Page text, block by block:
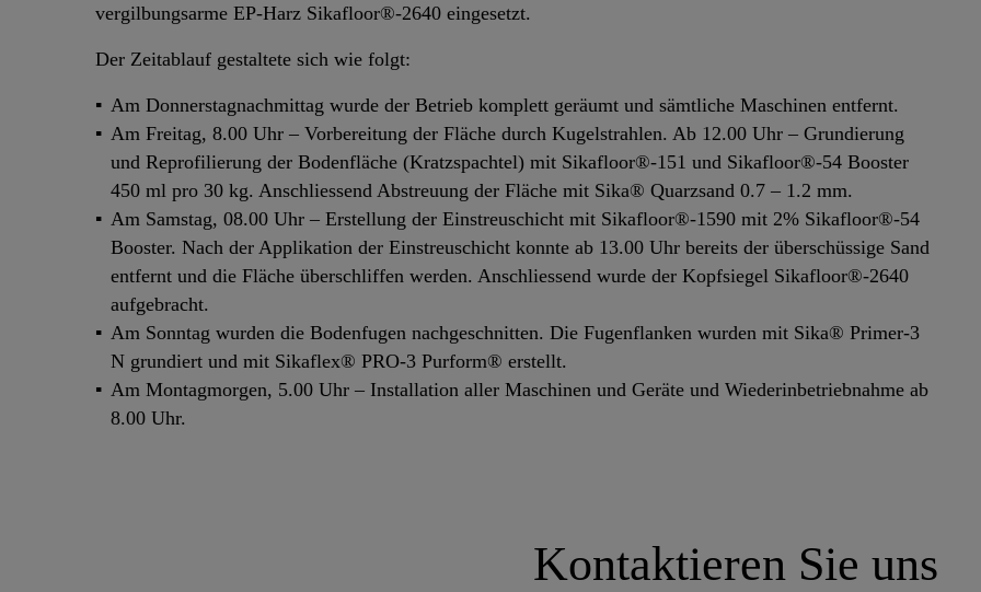
vergilbungsarme EP-Harz Sikafloor®-2640 eingesetzt.
Der Zeitablauf gestaltete sich wie folgt:
Am Donnerstagnachmittag wurde der Betrieb komplett geräumt und sämtliche Maschinen entfernt.
Am Freitag, 8.00 Uhr – Vorbereitung der Fläche durch Kugelstrahlen. Ab 12.00 Uhr – Grundierung
und Reprofilierung der Bodenfläche (Kratzspachtel) mit Sikafloor®-151 und Sikafloor®-54 Booster
450 ml pro 30 kg. Anschliessend Abstreuung der Fläche mit Sika® Quarzsand 0.7 – 1.2 mm.
Am Samstag, 08.00 Uhr – Erstellung der Einstreuschicht mit Sikafloor®-1590 mit 2% Sikafloor®-54
Booster. Nach der Applikation der Einstreuschicht konnte ab 13.00 Uhr bereits der überschüssige Sand
entfernt und die Fläche überschliffen werden. Anschliessend wurde der Kopfsiegel Sikafloor®-2640
aufgebracht.
Am Sonntag wurden die Bodenfugen nachgeschnitten. Die Fugenflanken wurden mit Sika® Primer-3
N grundiert und mit Sikaflex® PRO-3 Purform® erstellt.
Am Montagmorgen, 5.00 Uhr – Installation aller Maschinen und Geräte und Wiederinbetriebnahme ab
8.00 Uhr.
Kontaktieren Sie uns